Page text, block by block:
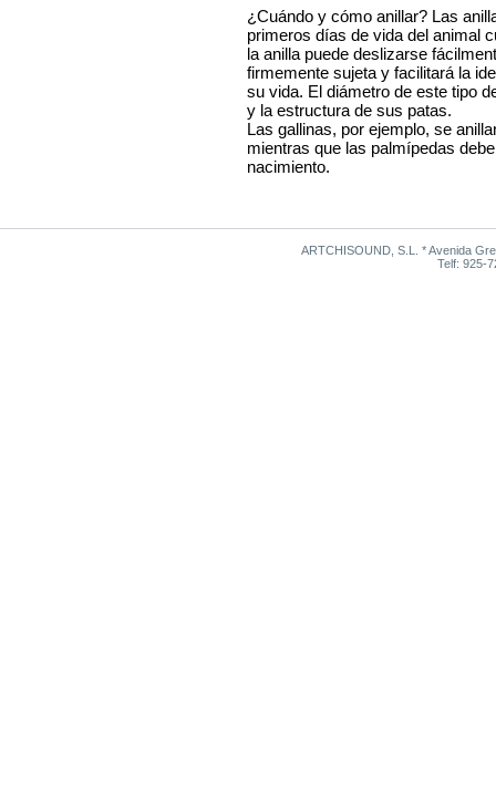
¿Cuándo y cómo anillar? Las
primeros días de vida del animal
la anilla puede deslizarse
firmemente sujeta y facilitará la
su vida. El diámetro de este tipo
y la estructura de sus patas.
Las gallinas, por ejemplo, se
mientras que las palmípedas
nacimiento.
ARTCHISOUND, S.L. * Avenida
Telf: 925-